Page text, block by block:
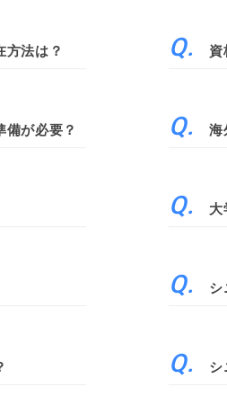
方法は？ 資
備が必要？ 海
大
シ
シ